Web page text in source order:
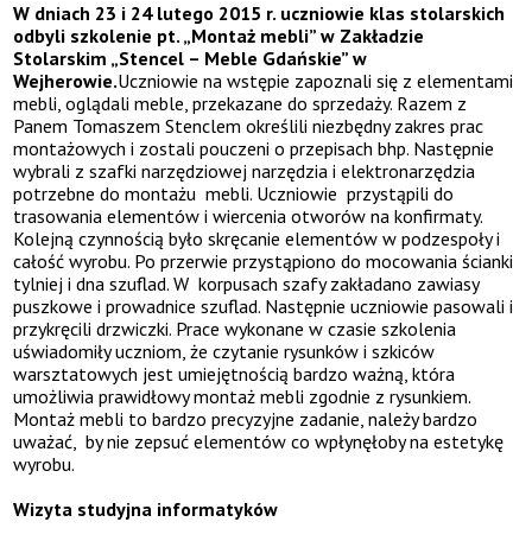
W dniach 23 i 24 lutego 2015 r. uczniowie klas stolarskich
odbyli szkolenie pt. „Montaż mebli” w Zakładzie
Stolarskim „Stencel – Meble Gdańskie” w
Wejherowie.Uczniowie na wstępie zapoznali się z elementami
mebli, oglądali meble, przekazane do sprzedaży. Razem z
Panem Tomaszem Stenclem określili niezbędny zakres prac
montażowych i zostali pouczeni o przepisach bhp. Następnie
wybrali z szafki narzędziowej narzędzia i elektronarzędzia
potrzebne do montażu mebli. Uczniowie przystąpili do
trasowania elementów i wiercenia otworów na konfirmaty.
Kolejną czynnością było skręcanie elementów w podzespoły i
całość wyrobu. Po przerwie przystąpiono do mocowania ścianki
tylniej i dna szuflad. W korpusach szafy zakładano zawiasy
puszkowe i prowadnice szuflad. Następnie uczniowie pasowali i
przykręcili drzwiczki. Prace wykonane w czasie szkolenia
uświadomiły uczniom, że czytanie rysunków i szkiców
warsztatowych jest umiejętnością bardzo ważną, która
umożliwia prawidłowy montaż mebli zgodnie z rysunkiem.
Montaż mebli to bardzo precyzyjne zadanie, należy bardzo
uważać, by nie zepsuć elementów co wpłynęłoby na estetykę
wyrobu.
Wizyta studyjna informatyków